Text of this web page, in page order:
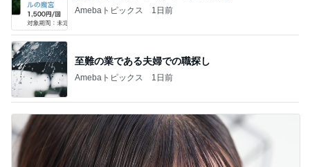
Amebaトピックス 1日前
至難の業である夫婦での職探し
Amebaトピックス 1日前